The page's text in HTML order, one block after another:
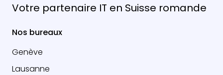
Votre partenaire IT en Suisse romande
Nos bureaux
Genève
Lausanne